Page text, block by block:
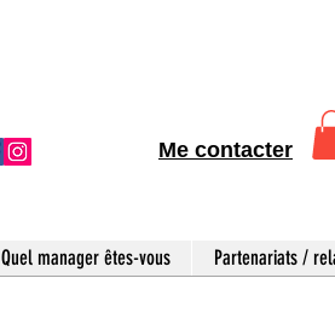
Me contacter
Quel manager êtes-vous Partenariats /